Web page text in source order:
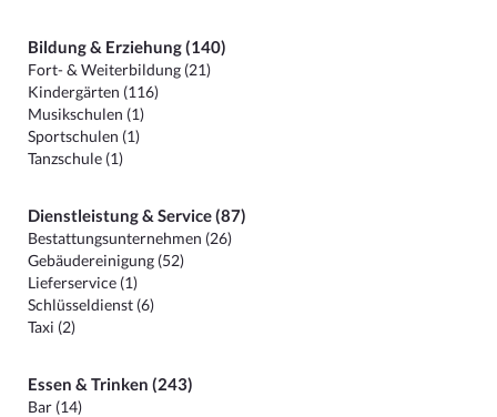
Bildung & Erziehung (140)
Fort- & Weiterbildung (21)
Kindergärten (116)
Musikschulen (1)
Sportschulen (1)
Tanzschule (1)
Dienstleistung & Service (87)
Bestattungsunternehmen (26)
Gebäudereinigung (52)
Lieferservice (1)
Schlüsseldienst (6)
Taxi (2)
Essen & Trinken (243)
Bar (14)